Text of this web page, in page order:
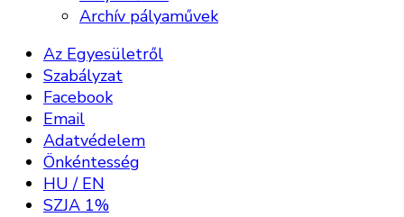
Archív pályaművek
Az Egyesületről
Szabályzat
Facebook
Email
Adatvédelem
Önkéntesség
HU / EN
SZJA 1%